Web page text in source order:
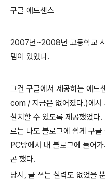
구글 애드센스
2007년~2008년 고등학교
템이 있었다.
그건 구글에서 제공하는 애
com / 지금은 없어졌다.)에서
설치할 수 있도록 제공했었다
르는 나도 블로그에 쉽게 구
PC방에서 내 블로그에 들어
곤 했다.
당시, 글 쓰는 실력도 없었을